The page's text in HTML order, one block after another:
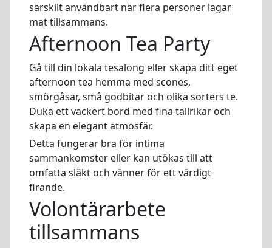
särskilt användbart när flera personer lagar
mat tillsammans.
Afternoon Tea Party
Gå till din lokala tesalong eller skapa ditt eget
afternoon tea hemma med scones,
smörgåsar, små godbitar och olika sorters te.
Duka ett vackert bord med fina tallrikar och
skapa en elegant atmosfär.
Detta fungerar bra för intima
sammankomster eller kan utökas till att
omfatta släkt och vänner för ett värdigt
firande.
Volontärarbete
tillsammans